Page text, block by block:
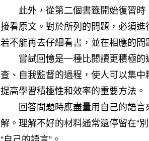
此外，從第二個書籤開始復習時
接看原文。對於所列的問題，必須
若不能再去仔細看書，並在相應的問
嘗試回憶是一種比閱讀更積極的
查、自我監督的過程，使人可以集
提高學習積極性和效率的重要方法。
回答問題時應盡量用自己的語言
解。理解不好的材料通常還停留在“